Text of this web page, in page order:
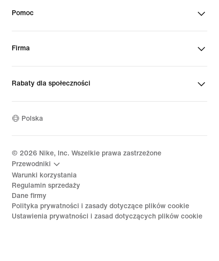
Pomoc
Firma
Rabaty dla społeczności
Polska
© 2026 Nike, Inc. Wszelkie prawa zastrzeżone
Przewodniki
Warunki korzystania
Regulamin sprzedaży
Dane firmy
Polityka prywatności i zasady dotyczące plików cookie
Ustawienia prywatności i zasad dotyczących plików cookie